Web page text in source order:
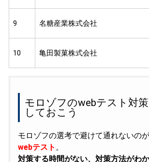
9 名糖産業株式会社
10 亀田製菓株式会社
モロゾフのwebテスト対
しておこう
モロゾフの選考で避けて通れないのが
webテスト 。
対策する時間がない、対策方法がわ